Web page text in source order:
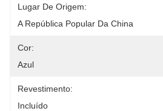
Lugar De Origem:
A República Popular Da China
Cor:
Azul
Revestimento:
Incluído